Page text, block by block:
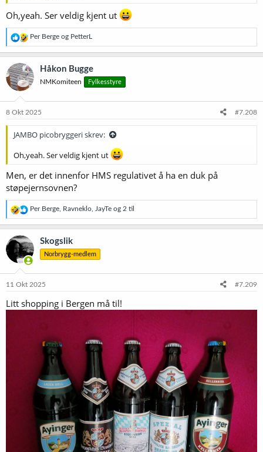
Oh,yeah. Ser veldig kjent ut
R
e
a
s
j
n
e
Per Berge og PetterL
Håkon Bugge
NMKomiteen Fylkesstyre
8 Okt 2025 #7.208
JAMBO picobryggeri skrev:
Oh,yeah. Ser veldig kjent ut
Men, er det innenfor HMS regulativet å ha en duk på
støpejernsovnen?
R
e
a
s
j
o
n
e
:
Per Berge Ravneklo JayTe og 2 til
Skogslik
Norbrygg-medlem
11 Okt 2025 #7.209
Litt shopping i Bergen må til!